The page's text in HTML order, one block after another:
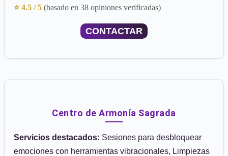
⭐ 4.5 / 5 (basado en 38 opiniones verificadas)
CONTACTAR
Centro de Armonía Sagrada
Servicios destacados: Sesiones para desbloquear
emociones con herramientas vibracionales, Limpiezas